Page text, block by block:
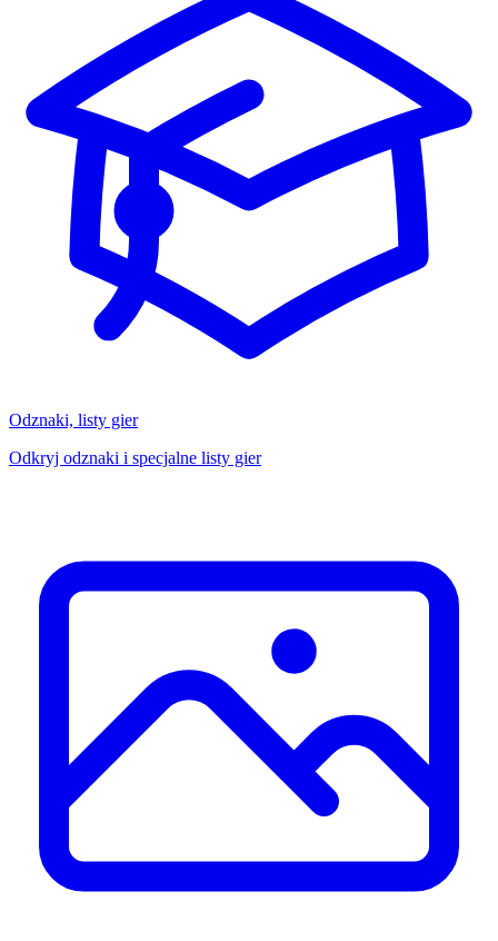
Odznaki, listy gier
Odkryj odznaki i specjalne listy gier